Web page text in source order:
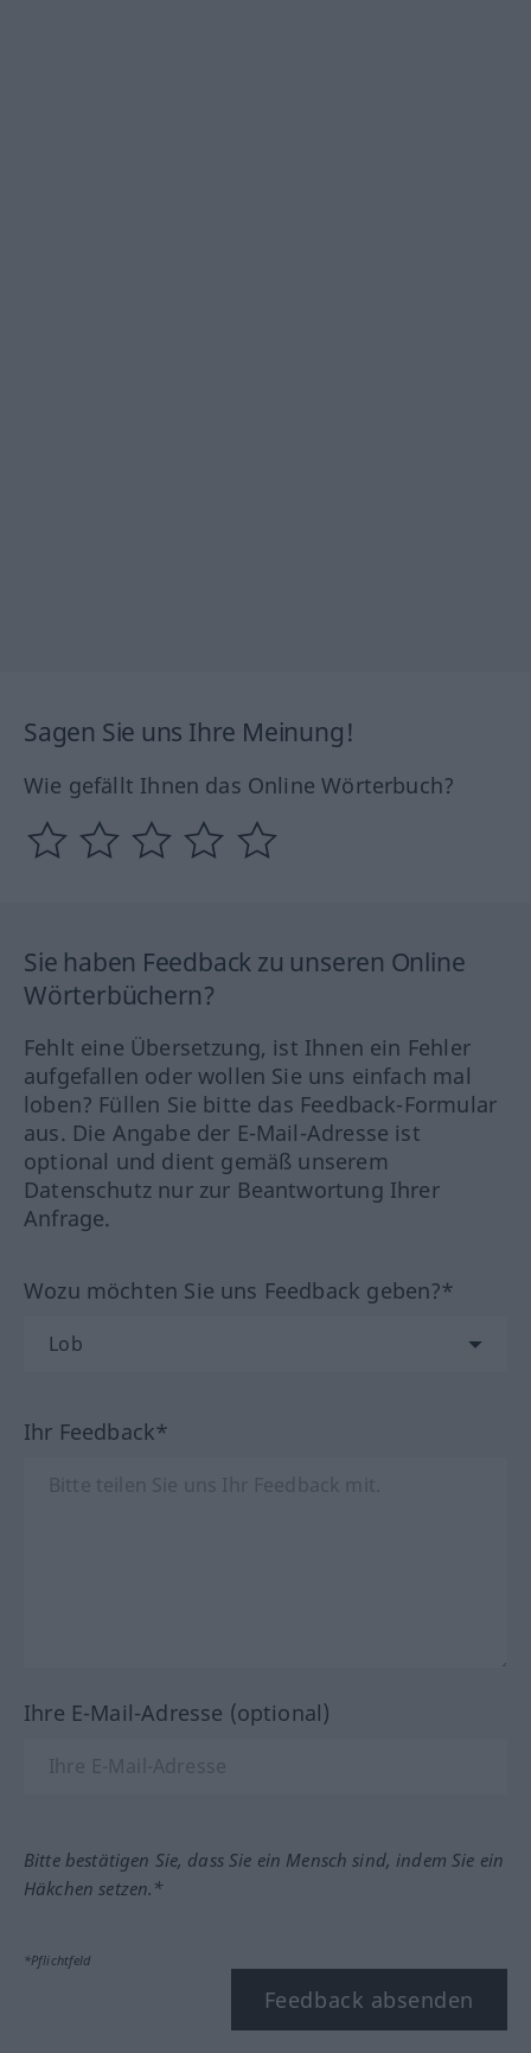
Sagen Sie uns Ihre Meinung!
Wie gefällt Ihnen das Online Wörterbuch?
Sie haben Feedback zu unseren Online
Wörterbüchern?
Fehlt eine Übersetzung, ist Ihnen ein Fehler
aufgefallen oder wollen Sie uns einfach mal
loben? Füllen Sie bitte das Feedback-Formular
aus. Die Angabe der E-Mail-Adresse ist
optional und dient gemäß unserem
Datenschutz nur zur Beantwortung Ihrer
Anfrage.
Wozu möchten Sie uns Feedback geben?*
Ihr Feedback*
Ihre E-Mail-Adresse (optional)
Bitte bestätigen Sie, dass Sie ein Mensch sind, indem Sie ein
Häkchen setzen.*
*Pflichtfeld
Feedback absenden